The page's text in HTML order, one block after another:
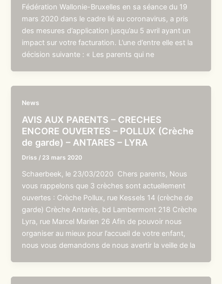
Fédération Wallonie-Bruxelles en sa séance du 19
mars 2020 dans le cadre lié au coronavirus, a pris
des mesures d’application jusqu’au 5 avril ayant un
impact sur votre facturation. L’une d’entre elle est la
décision suivante : « Les parents qui ne
News
AVIS AUX PARENTS – CRECHES
ENCORE OUVERTES – POLLUX (Crèche
de garde) – ANTARES – LYRA
Driss / 23 mars 2020
Schaerbeek, le 23/03/2020 Chers parents, Nous
vous rappelons que 3 crèches sont actuellement
ouvertes : Crèche Pollux, rue Kessels 14 (crèche de
garde) Crèche Antarès, bd Lambermont 218 Crèche
Lyra, rue Marcel Marien 26 Afin de pouvoir nous
organiser au mieux pour l’accueil de votre enfant,
nous vous demandons de nous avertir la veille de la